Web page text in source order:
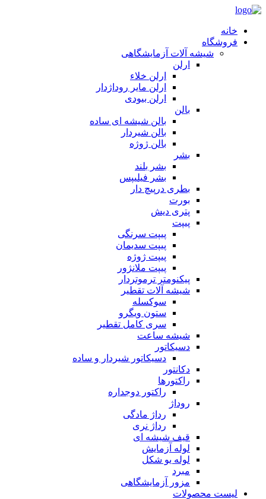
خانه
فروشگاه
شیشه آلات آزمایشگاهی
ارلن
ارلن خلاء
ارلن مایر روداژدار
ارلن بیودی
بالن
بالن شیشه ای ساده
بالن شیردار
بالن ژوژه
بشر
بشر بلند
بشر فیلیپس
بطری درپیچ دار
بورت
پتری دیش
پیپت
پیپت سرنگی
پیپت سدیمان
پیپت ژوژه
پیپت ملانژور
پیکنومتر ترموتردار
شیشه آلات تقطیر
سوکسله
ستون ویگرو
سری کامل تقطیر
شیشه ساعت
دسیکاتور
دسیکاتور شیردار و ساده
دکانتور
راکتورها
راکتور دوجداره
روداژ
رداژ مادگی
رداژ نری
قیف شیشه ای
لوله آزمایش
لوله یو شکل
مبرد
مزور آزمایشگاهی
لیست محصولات